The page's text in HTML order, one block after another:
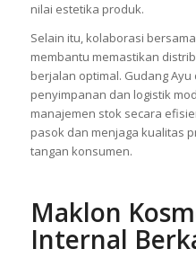
nilai estetika produk.
Selain itu, kolaborasi
membantu memastikan
berjalan optimal. Gudang
penyimpanan dan logistik
manajemen stok secara
pasok dan menjaga kualitas
tangan konsumen.
Maklon
Internal